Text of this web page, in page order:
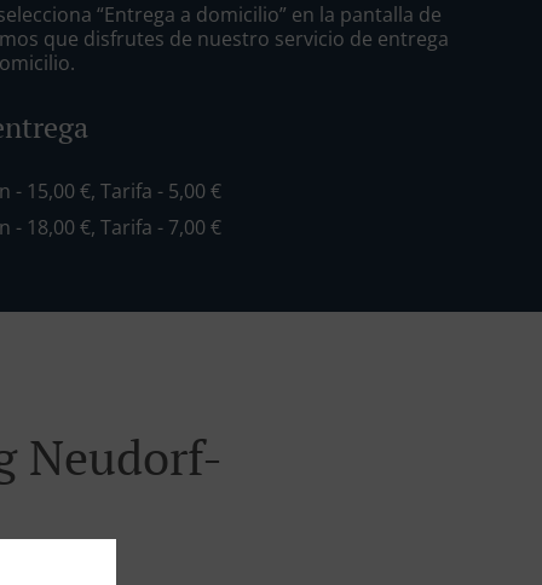
“Entrega a domicilio” en la pantalla de
que disfrutes de nuestro servicio de entrega
- 15,00 €, Tarifa - 5,00 €
- 18,00 €, Tarifa - 7,00 €
Neudorf-